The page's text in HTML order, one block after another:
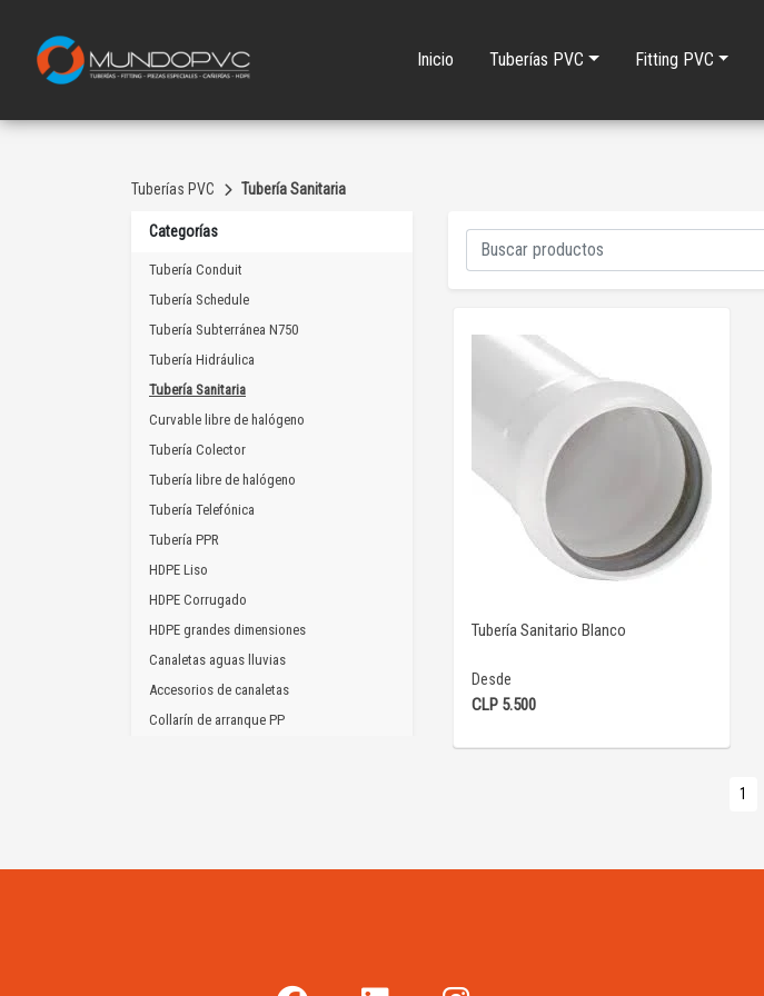
Inicio Tuberías PVC Fitting PVC
Tuberías PVC Tubería Sanitaria
Categorías
Tubería Conduit
Tubería Schedule
Tubería Subterránea N750
Tubería Hidráulica
Tubería Sanitaria
Curvable libre de halógeno
Tubería Colector
Tubería libre de halógeno
Tubería Telefónica
Tubería PPR
HDPE Liso
HDPE Corrugado
HDPE grandes dimensiones
Canaletas aguas lluvias
Accesorios de canaletas
Collarín de arranque PP
Sifones y desagües
Fitting HDPE grandes dimensiones
Tubería Sanitario Blanco
Desde
CLP 5.500
VER DETALLE
1